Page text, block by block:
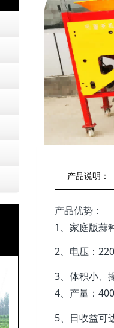
产品说明：
产品优势：
1、家庭版蒜
2、电压：
3、体积小、
4、产量：
5、日收益可